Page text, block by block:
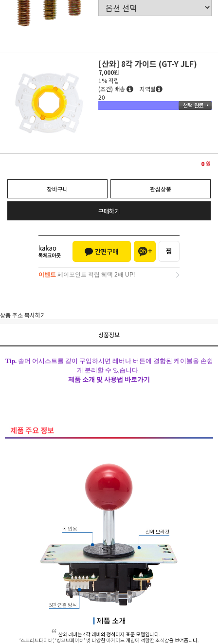
[산와] 8각 가이드 (GT-Y JLF)
7,000원
1% 적립
(조건) 배송
지역별
20
0원
장바구니 관심상품
구매하기
이벤트 페이포인트 적립 혜택 2배 UP!
상품 주소 복사하기
상품정보
Tip. 솔더 어시스트를 같이 구입하시면 레버나 버튼에 결합된 케이블을 손쉽
게 분리할 수 있습니다.
제품 소개 및 사용법 바로가기